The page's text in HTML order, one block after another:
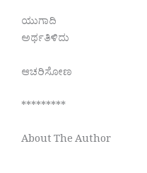
ಯುಗಾದಿ
ಅರ್ಥತಿಳಿದು
ಆಚರಿಸೋಣ
*********
About The Author